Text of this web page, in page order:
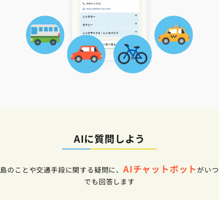
AIに質問しよう
島のことや交通手段に関する疑問に、 AIチャットボット がいつ
でも回答します